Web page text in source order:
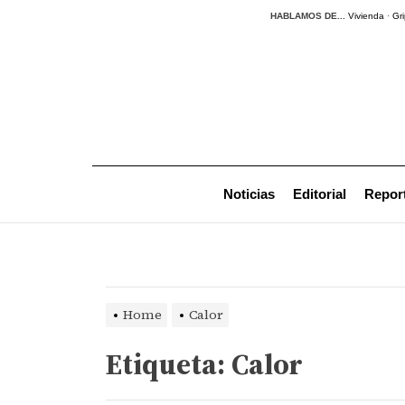
HABLAMOS DE... Vivienda ·
Noticias Editorial
Home Calor
Etiqueta: Calor